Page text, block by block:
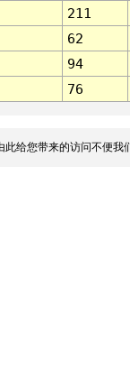
211
62
94
76
给您带来的访问不便我